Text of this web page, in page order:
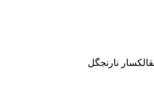
نارنجگل